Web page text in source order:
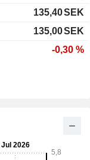
135,40SEK
135,00SEK
-0,30 %